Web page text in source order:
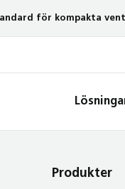
för kompakta
Produkter